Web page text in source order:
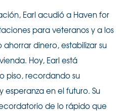
Earl acudió a Haven for
para veteranos y a los
dinero, estabilizar su
Hoy, Earl está
piso, recordando su
en el futuro. Su
de lo rápido que